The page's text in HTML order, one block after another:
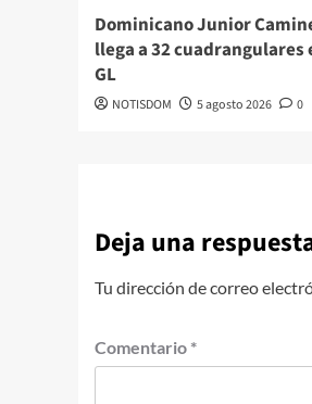
Dominicano Junior
llega a 32 cuadrangulares
GL
NOTISDOM 5 agosto 2026 0
Deja una
Tu dirección de correo
Comentario *